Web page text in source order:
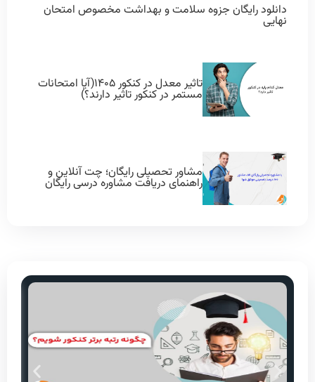
دانلود رایگان جزوه سلامت و بهداشت مخصوص امتحان
نهایی
تاثیر معدل در کنکور ۱۴۰۵(آیا امتحانات
مستمر در کنکور تاثیر دارند؟)
مشاور تحصیلی رایگان؛ چت آنلاین و
راهنمای دریافت مشاوره درسی رایگان